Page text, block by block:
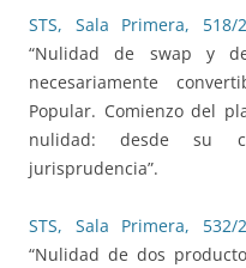
STS, Sala Primera,
“Nulidad de swap y
necesariamente
Popular. Comienzo del
nulidad: desde su
jurisprudencia”.
STS, Sala Primera,
“Nulidad de dos